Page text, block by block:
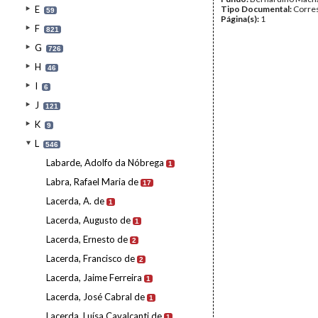
E 59
F 821
G 726
H 46
I 6
J 121
K 9
L 546
Labarde, Adolfo da Nóbrega 1
Labra, Rafael Maria de 17
Lacerda, A. de 1
Lacerda, Augusto de 1
Lacerda, Ernesto de 2
Lacerda, Francisco de 2
Lacerda, Jaime Ferreira 1
Lacerda, José Cabral de 1
Tipo Documental:
Página(s): 1